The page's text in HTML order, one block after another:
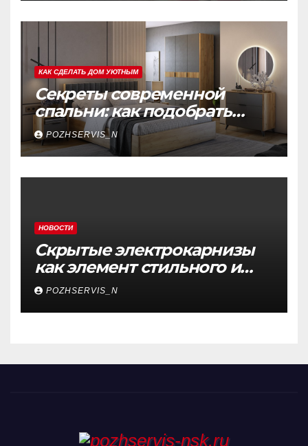
КАК СДЕЛАТЬ ДОМ УЮТНЫМ
Секреты современной
спальни: как подобрать
мебель, которая меняет
пространство
POZHSERVIS_N
НОВОСТИ
Скрытые электрокарнизы
как элемент стильного и
функционального
интерьера
POZHSERVIS_N